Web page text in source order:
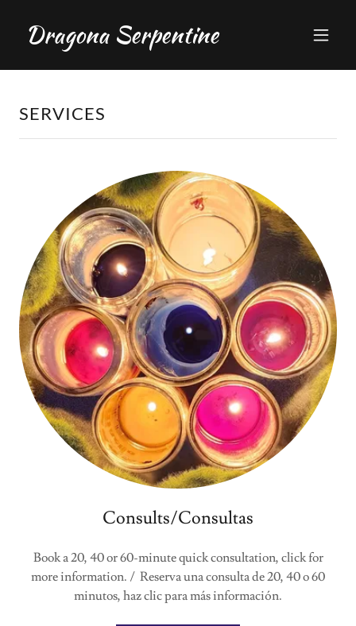
Dragona Serpentine
SERVICES
Consults/Consultas
Book a 20, 40 or 60-minute quick consultation, click for
more information. / Reserva una consulta de 20, 40 o 60
minutos, haz clic para más información.